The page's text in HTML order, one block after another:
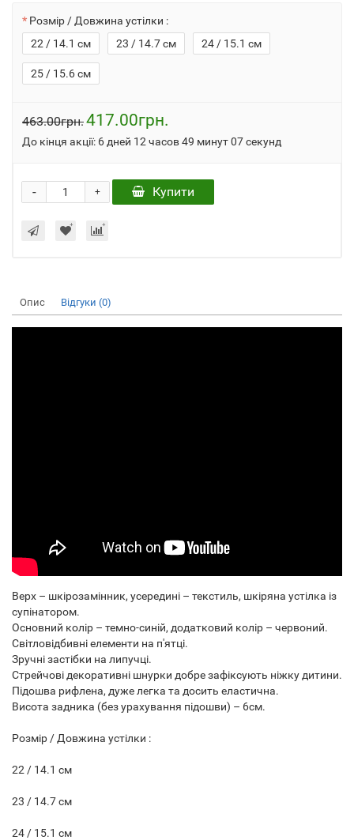
Розмір / Довжина устілки :
22 / 14.1 см
23 / 14.7 см 24 / 15.1 см
25 / 15.6 см
463.00грн.417.00грн.
До кінця акції: 6 дней 12 часов 49 минут 06 секунд
+
- Купити
Опис Відгуки (0)
Верх – шкірозамінник, усередині – текстиль, шкіряна устілка із
супінатором.
Основний колір – темно-синій, додатковий колір – червоний.
Світловідбивні елементи на п'ятці.
Зручні застібки на липучці.
Стрейчові декоративні шнурки добре зафіксують ніжку дитини.
Підошва рифлена, дуже легка та досить еластична.
Висота задника (без урахування підошви) – 6см.
Розмір / Довжина устілки :
22 / 14.1 см
23 / 14.7 см
24 / 15.1 см